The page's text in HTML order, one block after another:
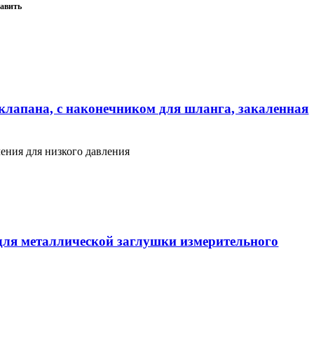
с наконечником для шланга, закаленная
для низкого давления
металлической заглушки измерительного